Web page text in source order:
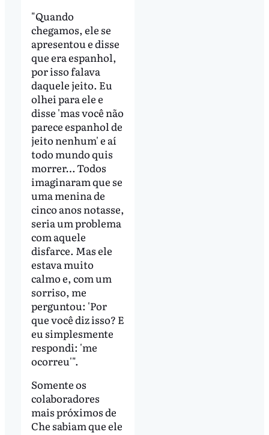
"Quando
chegamos, ele se
apresentou e disse
que era espanhol,
por isso falava
daquele jeito. Eu
olhei para ele e
disse 'mas você não
parece espanhol de
jeito nenhum' e aí
todo mundo quis
morrer… Todos
imaginaram que se
uma menina de
cinco anos notasse,
seria um problema
com aquele
disfarce. Mas ele
estava muito
calmo e, com um
sorriso, me
perguntou: 'Por
que você diz isso? E
eu simplesmente
respondi: 'me
ocorreu'".
Somente os
colaboradores
mais próximos de
Che sabiam que ele